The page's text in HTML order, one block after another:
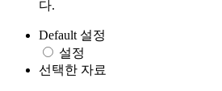
다.
Default 설정
설정
선택한 자료